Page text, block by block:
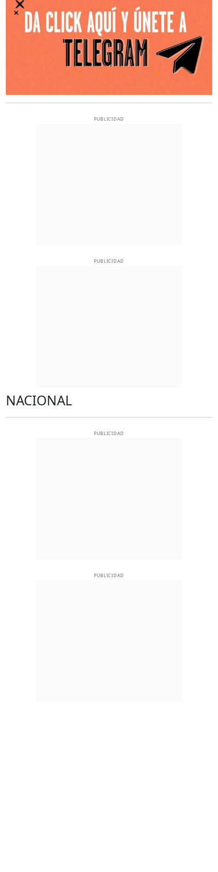
PUBLICIDAD
PUBLICIDAD
NACIONAL
PUBLICIDAD
PUBLICIDAD